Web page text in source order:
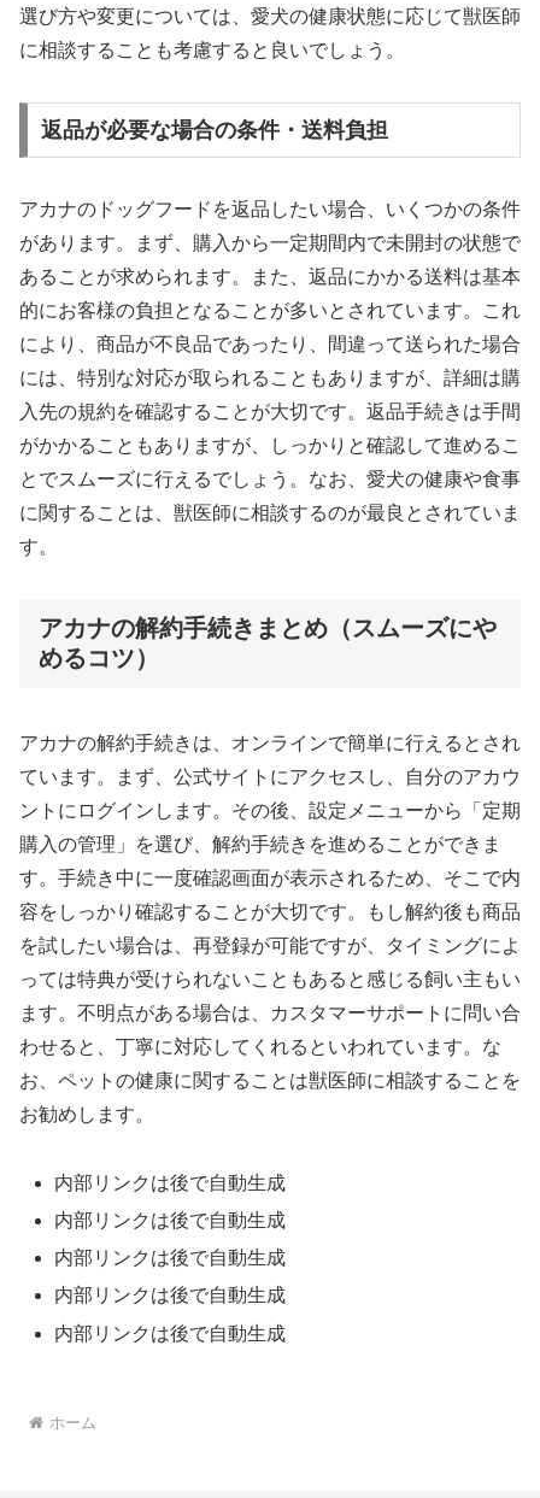
選び方や変更については、愛犬の健康状態に応じて獣医師
に相談することも考慮すると良いでしょう。
返品が必要な場合の条件・送料負担
アカナのドッグフードを返品したい場合、いくつかの条件
があります。まず、購入から一定期間内で未開封の状態で
あることが求められます。また、返品にかかる送料は基本
的にお客様の負担となることが多いとされています。これ
により、商品が不良品であったり、間違って送られた場合
には、特別な対応が取られることもありますが、詳細は購
入先の規約を確認することが大切です。返品手続きは手間
がかかることもありますが、しっかりと確認して進めるこ
とでスムーズに行えるでしょう。なお、愛犬の健康や食事
に関することは、獣医師に相談するのが最良とされていま
す。
アカナの解約手続きまとめ（スムーズにや
めるコツ）
アカナの解約手続きは、オンラインで簡単に行えるとされ
ています。まず、公式サイトにアクセスし、自分のアカウ
ントにログインします。その後、設定メニューから「定期
購入の管理」を選び、解約手続きを進めることができま
す。手続き中に一度確認画面が表示されるため、そこで内
容をしっかり確認することが大切です。もし解約後も商品
を試したい場合は、再登録が可能ですが、タイミングによ
っては特典が受けられないこともあると感じる飼い主もい
ます。不明点がある場合は、カスタマーサポートに問い合
わせると、丁寧に対応してくれるといわれています。な
お、ペットの健康に関することは獣医師に相談することを
お勧めします。
内部リンクは後で自動生成
内部リンクは後で自動生成
内部リンクは後で自動生成
内部リンクは後で自動生成
内部リンクは後で自動生成
ホーム